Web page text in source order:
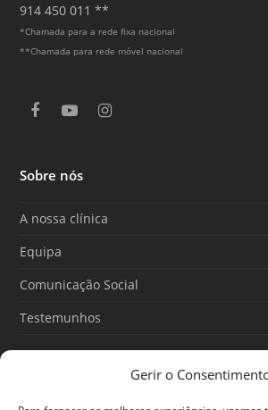
Gerir o
914 450 011 **
*Chamada para a rede fixa nacional
**Chamada para rede móvel nacional
F
e
b
o
Y
T
u
e
I
r
Sobre nós
A nossa clínica
Equipa
Comunicação Social
Testemunhos